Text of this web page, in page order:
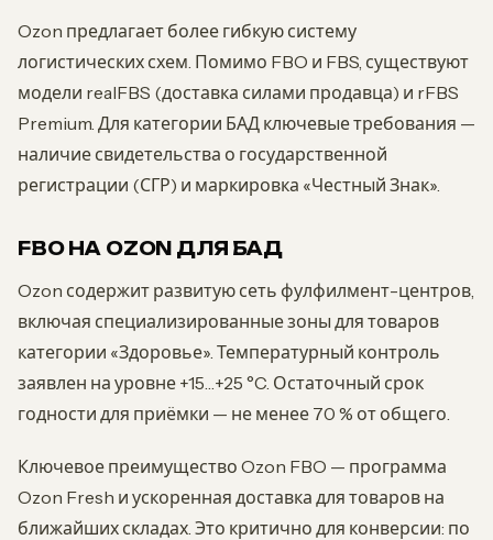
Ozon предлагает более гибкую систему
логистических схем. Помимо FBO и FBS, существуют
модели realFBS (доставка силами продавца) и rFBS
Premium. Для категории БАД ключевые требования —
наличие свидетельства о государственной
регистрации (СГР) и маркировка «Честный Знак».
FBO НА OZON ДЛЯ БАД
Ozon содержит развитую сеть фулфилмент-центров,
включая специализированные зоны для товаров
категории «Здоровье». Температурный контроль
заявлен на уровне +15…+25 °C. Остаточный срок
годности для приёмки — не менее 70 % от общего.
Ключевое преимущество Ozon FBO — программа
Ozon Fresh и ускоренная доставка для товаров на
ближайших складах. Это критично для конверсии: по